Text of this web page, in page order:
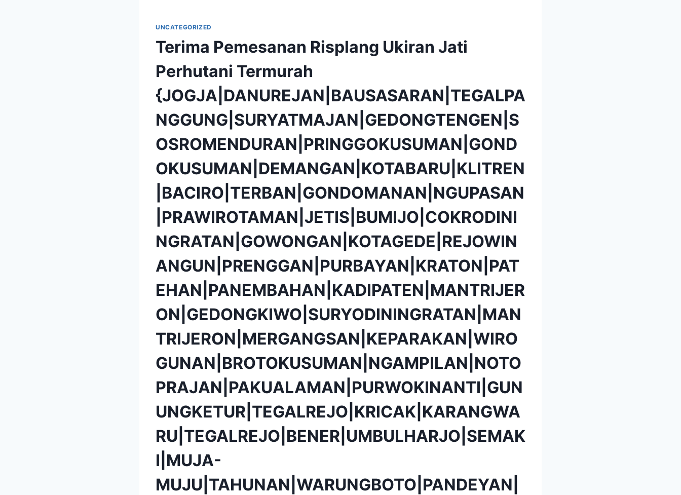
UNCATEGORIZED
Terima Pemesanan Risplang Ukiran Jati
Perhutani Termurah
{JOGJA|DANUREJAN|BAUSASARAN|TEGALPA
NGGUNG|SURYATMAJAN|GEDONGTENGEN|S
OSROMENDURAN|PRINGGOKUSUMAN|GOND
OKUSUMAN|DEMANGAN|KOTABARU|KLITREN
|BACIRO|TERBAN|GONDOMANAN|NGUPASAN
|PRAWIROTAMAN|JETIS|BUMIJO|COKRODINI
NGRATAN|GOWONGAN|KOTAGEDE|REJOWIN
ANGUN|PRENGGAN|PURBAYAN|KRATON|PAT
EHAN|PANEMBAHAN|KADIPATEN|MANTRIJER
ON|GEDONGKIWO|SURYODININGRATAN|MAN
TRIJERON|MERGANGSAN|KEPARAKAN|WIRO
GUNAN|BROTOKUSUMAN|NGAMPILAN|NOTO
PRAJAN|PAKUALAMAN|PURWOKINANTI|GUN
UNGKETUR|TEGALREJO|KRICAK|KARANGWA
RU|TEGALREJO|BENER|UMBULHARJO|SEMAK
I|MUJA-
MUJU|TAHUNAN|WARUNGBOTO|PANDEYAN|